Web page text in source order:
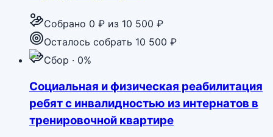
Собрано 0 ₽ из 10 500 ₽
Осталось собрать 10 500 ₽
Сбор · 0%
Социальная и физическая реабилитация
ребят с инвалидностью из интернатов в
тренировочной квартире